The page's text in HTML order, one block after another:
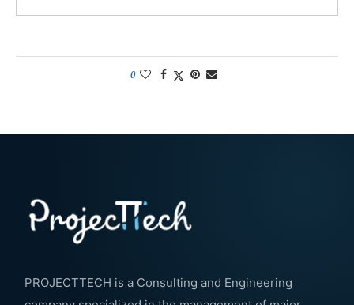
0
PROJECTTECH is a Consulting and Engineering